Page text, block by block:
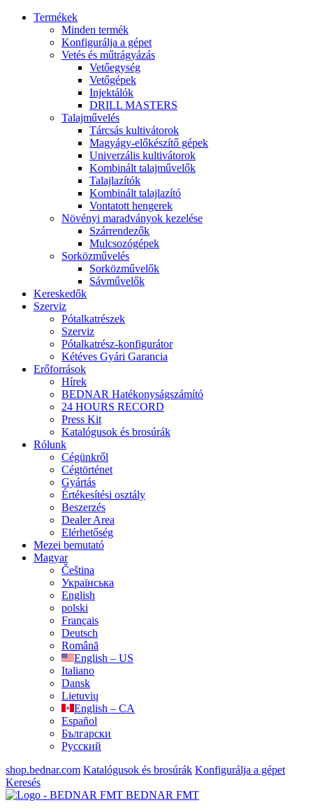
Termékek
Minden termék
Konfigurálja a gépet
Vetés és műtrágyázás
Vetőegység
Vetőgépek
Injektálók
DRILL MASTERS
Talajművelés
Tárcsás kultivátorok
Magyágy-előkészítő gépek
Univerzális kultivátorok
Kombinált talajművelők
Talajlazítók
Kombinált talajlazító
Vontatott hengerek
Növényi maradványok kezelése
Szárrendezők
Mulcsozógépek
Sorközművelés
Sorközművelők
Sávművelők
Kereskedők
Szerviz
Pótalkatrészek
Szerviz
Pótalkatrész-konfigurátor
Kétéves Gyári Garancia
Erőforrások
Hírek
BEDNAR Hatékonyságszámító
24 HOURS RECORD
Press Kit
Katalógusok és brosúrák
Rólunk
Cégünkről
Cégtörténet
Gyártás
Értékesítési osztály
Beszerzés
Dealer Area
Elérhetőség
Mezei bemutató
Magyar
Čeština
Українська
English
polski
Français
Deutsch
Română
English – US
Italiano
Dansk
Lietuvių
English – CA
Español
Български
Русский
shop.bednar.com Katalógusok és brosúrák Konfigurálja a gépet
Keresés
BEDNAR FMT